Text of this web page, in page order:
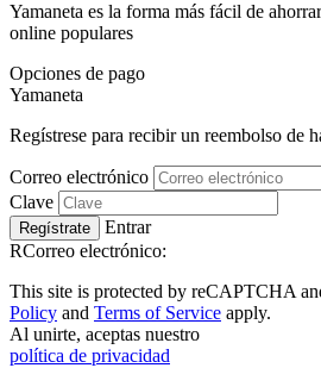
Yamaneta es la forma más fácil de
online populares
Opciones de pago
Yamaneta
Regístrese para recibir un reembolso de
Correo electrónico
Clave
Regístrate
Entrar
RCorreo electrónico:
This site is protected by reCAPTCHA
Policy and Terms of Service apply.
Al unirte, aceptas nuestro
política de privacidad